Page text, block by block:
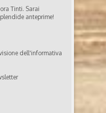
Tinti. Sarai
anteprime!
dell'informativa